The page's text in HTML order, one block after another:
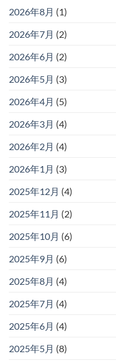
2026年8月 (1)
2026年7月 (2)
2026年6月 (2)
2026年5月 (3)
2026年4月 (5)
2026年3月 (4)
2026年2月 (4)
2026年1月 (3)
2025年12月 (4)
2025年11月 (2)
2025年10月 (6)
2025年9月 (6)
2025年8月 (4)
2025年7月 (4)
2025年6月 (4)
2025年5月 (8)